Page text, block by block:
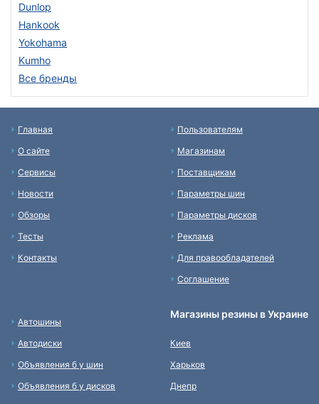
Dunlop
Hankook
Yokohama
Kumho
Все бренды
Главная
О сайте
Сервисы
Новости
Обзоры
Тесты
Контакты
Пользователям
Магазинам
Поставщикам
Параметры шин
Параметры дисков
Реклама
Для правообладателей
Соглашение
Автошины
Автодиски
Объявления б у шин
Объявления б у дисков
Магазины резины в Украине
Киев
Харьков
Днепр